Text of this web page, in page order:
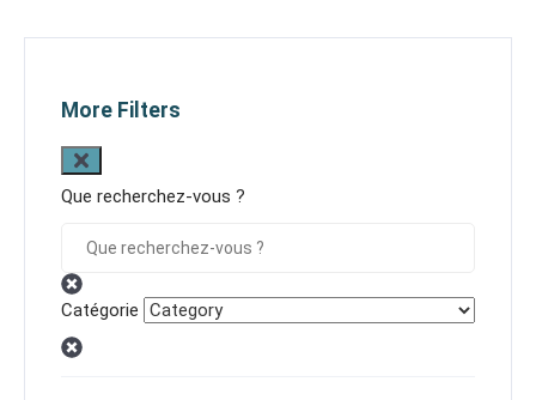
More Filters
Que recherchez-vous ?
Catégorie